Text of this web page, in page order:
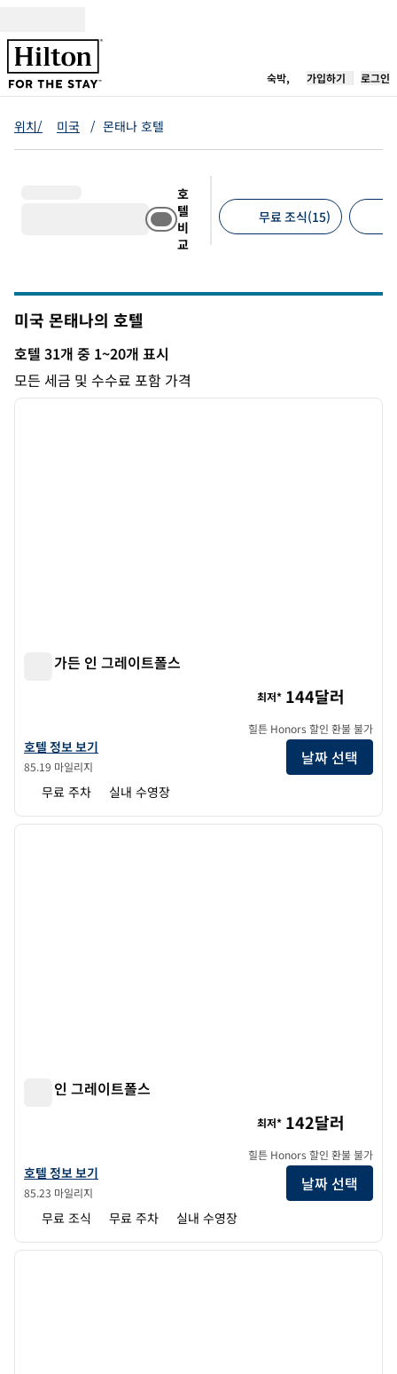
숙박, 새 탭 열림
가입하기 로그인
위치/ 미국 / 몬태나 호텔
호
텔
비
교
무료 조식(15)
미국 몬태나의 호텔
호텔 31개 중 1~20개 표시
호텔 31개 표시
모든 세금 및 수수료 포함 가격
1/12
다음
힐튼 가든 인 그레이트폴스
힐튼 가든 인 그레이트 폭포의 호텔 정보 보기
호텔 정보 보기
85.19 마일리지
최저* 144달러
힐튼 Honors 할인 환불 불가
날짜 선택
무료 주차 실내 수영장
1/13
1/13
다음
햄튼 인 그레이트폴스
햄튼 인 그레이트 폭포의 호텔 정보 보기
호텔 정보 보기
85.23 마일리지
최저* 142달러
힐튼 Honors 할인 환불 불가
날짜 선택
무료 조식 무료 주차 실내 수영장
1/12
1/12
다음